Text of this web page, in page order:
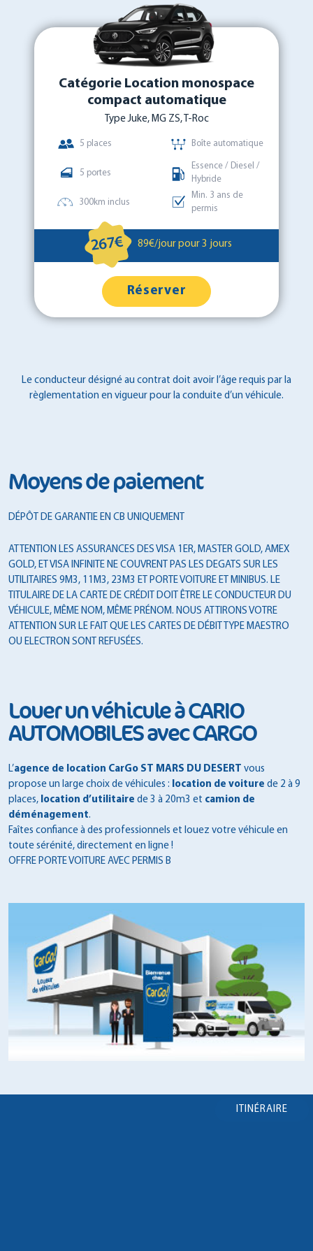
Catégorie Location monospace
compact automatique
Type Juke, MG ZS, T-Roc
5 places Boîte automatique
5 portes
Essence / Diesel /
Hybride
300km inclus
Min. 3 ans de
permis
267€ 89€/jour pour 3 jours
Réserver
Le conducteur désigné au contrat doit avoir l’âge requis par la
règlementation en vigueur pour la conduite d’un véhicule.
Moyens de paiement
DÉPÔT DE GARANTIE EN CB UNIQUEMENT
ATTENTION LES ASSURANCES DES VISA 1ER, MASTER GOLD, AMEX
GOLD, ET VISA INFINITE NE COUVRENT PAS LES DEGATS SUR LES
UTILITAIRES 9M3, 11M3, 23M3 ET PORTE VOITURE ET MINIBUS. LE
TITULAIRE DE LA CARTE DE CRÉDIT DOIT ÊTRE LE CONDUCTEUR DU
VÉHICULE, MÊME NOM, MÊME PRÉNOM. NOUS ATTIRONS VOTRE
ATTENTION SUR LE FAIT QUE LES CARTES DE DÉBIT TYPE MAESTRO
OU ELECTRON SONT REFUSÉES.
Louer un véhicule à CARIO
AUTOMOBILES avec CARGO
L’agence de location CarGo ST MARS DU DESERT vous
propose un large choix de véhicules : location de voiture de 2 à 9
places, location d’utilitaire de 3 à 20m3 et camion de
déménagement.
Faîtes confiance à des professionnels et louez votre véhicule en
toute sérénité, directement en ligne !
OFFRE PORTE VOITURE AVEC PERMIS B
ITINÉRAIRE